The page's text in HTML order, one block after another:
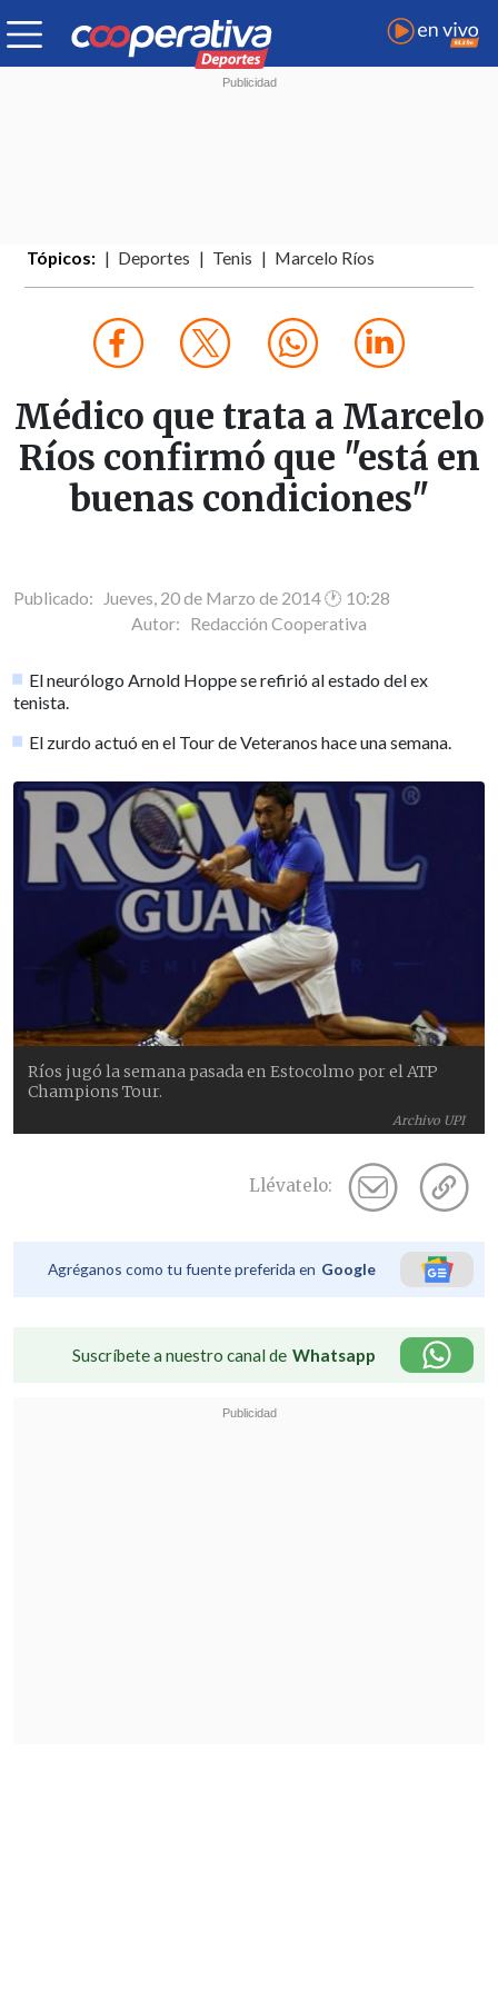
Tópicos: Deportes Tenis Marcelo Ríos
Médico que trata a Marcelo
Ríos confirmó que "está en
buenas condiciones"
Publicado: Jueves, 20 de Marzo de 2014 🕐 10:28
Autor: Redacción Cooperativa
El neurólogo Arnold Hoppe se refirió al estado del ex
tenista.
El zurdo actuó en el Tour de Veteranos hace una semana.
Archivo UPI
Ríos jugó la semana pasada en Estocolmo por el ATP
Champions Tour.
Llévatelo:
Agréganos como tu fuente preferida en Google
Suscríbete a nuestro canal de Whatsapp